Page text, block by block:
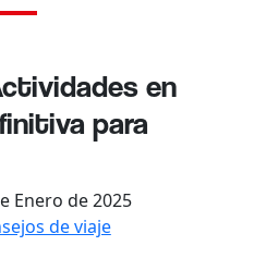
en
para
Enero de 2025
de viaje